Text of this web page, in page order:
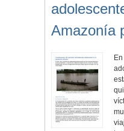
Amazonía